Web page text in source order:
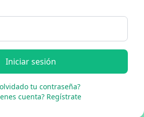
Iniciar sesión
tu contraseña?
cuenta? Regístrate